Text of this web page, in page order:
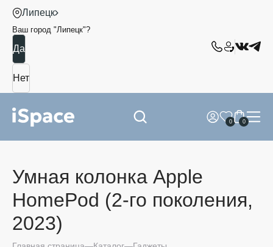
Липецк
Ваш город "Липецк"?
0 0
Умная колонка Apple
HomePod (2-го поколения,
2023)